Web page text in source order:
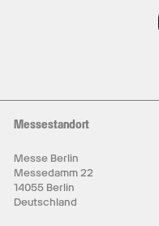
Messestandort
Messe Berlin
Messedamm 22
14055 Berlin
Deutschland